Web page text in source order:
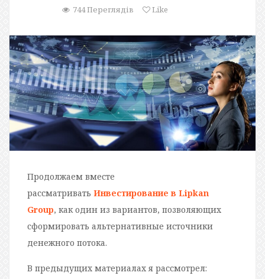
744 Переглядів
Like
Продолжаем вместе
рассматривать Инвестирование в Lipkan
Group, как один из вариантов, позволяющих
сформировать альтернативные источники
денежного потока.
В предыдущих материалах я рассмотрел: